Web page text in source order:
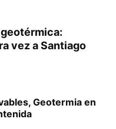
vez a Santiago
Geotermia en